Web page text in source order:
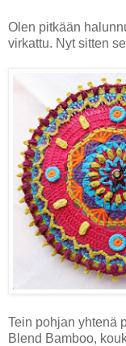
Olen pitkään
virkattu. Nyt sitten
Tein pohjan yhtenä
Blend Bamboo,